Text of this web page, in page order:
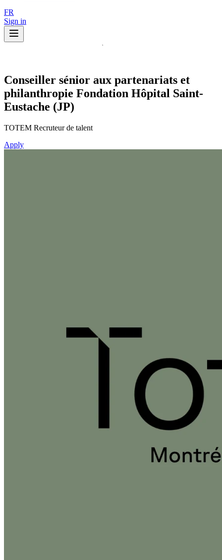
FR
Sign in
Conseiller sénior aux partenariats et
philanthropie Fondation Hôpital Saint-
Eustache (JP)
TOTEM Recruteur de talent
Apply